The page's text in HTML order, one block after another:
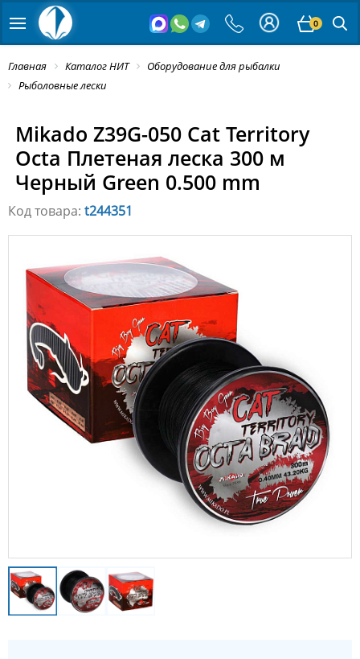
0
Главная Каталог НИТ
Оборудование для рыбалки
Рыболовные лески
Mikado Z39G-050 Cat Territory
Octa Плетеная леска 300 м
Черный Green 0.500 mm
Код товара: t244351